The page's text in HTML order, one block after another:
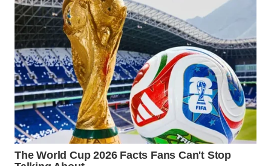
WN
KUNINGAN
WN
MAJALENGKA
WN
SUBANG
WN